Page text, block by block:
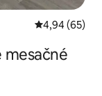
Priemerné
4,94 (65)
mesačné